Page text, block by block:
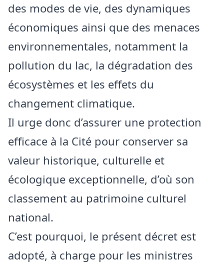
des modes de vie, des dynamiques
économiques ainsi que des menaces
environnementales, notamment la
pollution du lac, la dégradation des
écosystèmes et les effets du
changement climatique.
Il urge donc d’assurer une protection
efficace à la Cité pour conserver sa
valeur historique, culturelle et
écologique exceptionnelle, d’où son
classement au patrimoine culturel
national.
C’est pourquoi, le présent décret est
adopté, à charge pour les ministres